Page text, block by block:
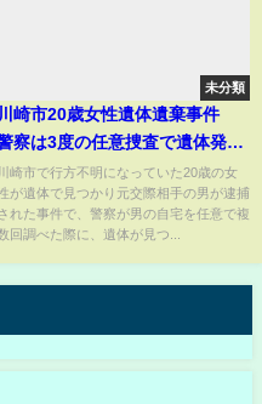
未分類
川崎市20歳女性遺体遺棄事件
察は3度の任意捜査で遺体発見
できず｜TBS NEWS DIG
川崎市で行方不明になっていた20歳の女
が遺体で見つかり元交際相手の男が逮捕
れた事件で、警察が男の自宅を任意で複
回調べた際に、遺体が見つ...